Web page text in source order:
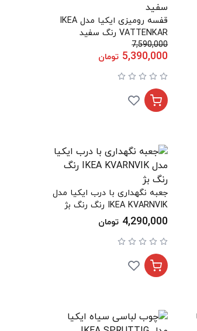
قفسه رومیزی ایکیا مدل IKEA
VATTENKAR رنگ سفید
7,590,000
5,390,000 تومان
جعبه نگهداری با درب ایکیا مدل
IKEA KVARNVIK رنگ رنگ بژ
4,290,000 تومان